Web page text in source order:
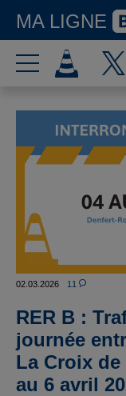
MA LIGNE
02.03.2026 11
RER B :
journée
La Croix
au 6 avril